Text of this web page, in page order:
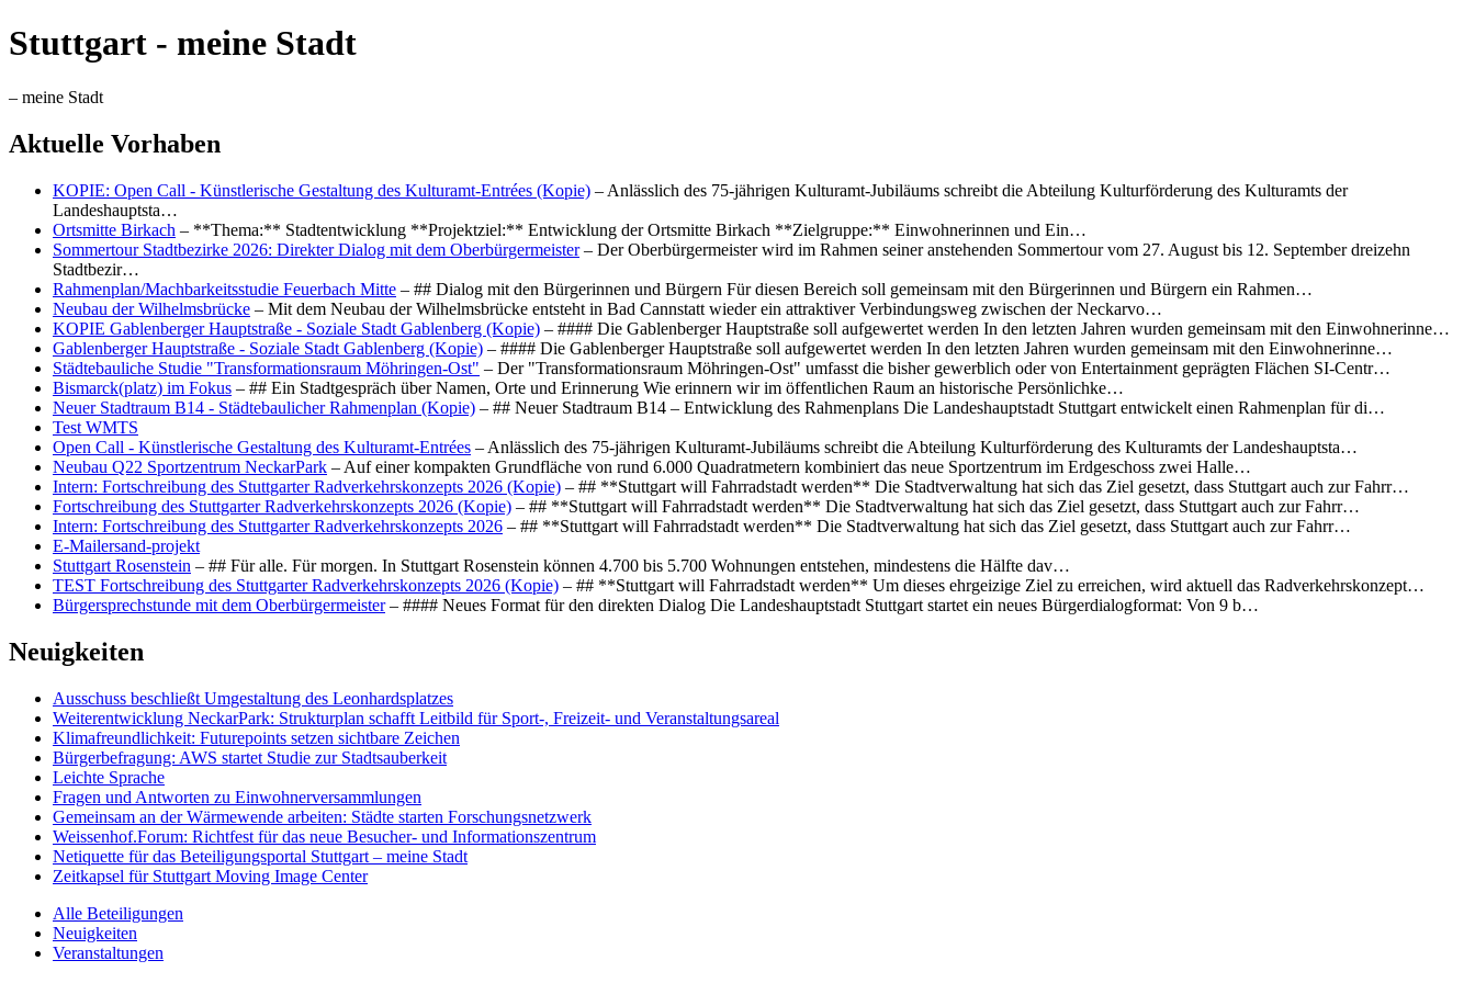
Stuttgart - meine Stadt
– meine Stadt
Aktuelle Vorhaben
KOPIE: Open Call - Künstlerische Gestaltung des Kulturamt-Entrées (Kopie) – Anlässlich des 75-jährigen Kulturamt-Jubiläums schreibt die Abteilung Kulturförderung des Kulturamts der
Landeshauptsta…
Ortsmitte Birkach – **Thema:** Stadtentwicklung **Projektziel:** Entwicklung der Ortsmitte Birkach **Zielgruppe:** Einwohnerinnen und Ein…
Sommertour Stadtbezirke 2026: Direkter Dialog mit dem Oberbürgermeister– Der Oberbürgermeister wird im Rahmen seiner anstehenden Sommertour vom 27. August bis 12. September dreizehn
Stadtbezir…
Rahmenplan/Machbarkeitsstudie Feuerbach Mitte – ## Dialog mit den Bürgerinnen und Bürgern Für diesen Bereich soll gemeinsam mit den Bürgerinnen und Bürgern ein Rahmen…
Neubau der Wilhelmsbrücke – Mit dem Neubau der Wilhelmsbrücke entsteht in Bad Cannstatt wieder ein attraktiver Verbindungsweg zwischen der Neckarvo…
KOPIE Gablenberger Hauptstraße - Soziale Stadt Gablenberg (Kopie) – #### Die Gablenberger Hauptstraße soll aufgewertet werden In den letzten Jahren wurden gemeinsam mit den Einwohnerinne…
Gablenberger Hauptstraße - Soziale Stadt Gablenberg (Kopie) – #### Die Gablenberger Hauptstraße soll aufgewertet werden In den letzten Jahren wurden gemeinsam mit den Einwohnerinne…
Städtebauliche Studie "Transformationsraum Möhringen-Ost" – Der "Transformationsraum Möhringen-Ost" umfasst die bisher gewerblich oder von Entertainment geprägten Flächen SI-Centr…
Bismarck(platz) im Fokus – ## Ein Stadtgespräch über Namen, Orte und Erinnerung Wie erinnern wir im öffentlichen Raum an historische Persönlichke…
Neuer Stadtraum B14 - Städtebaulicher Rahmenplan (Kopie) – ## Neuer Stadtraum B14 – Entwicklung des Rahmenplans Die Landeshauptstadt Stuttgart entwickelt einen Rahmenplan für di…
Test WMTS
Open Call - Künstlerische Gestaltung des Kulturamt-Entrées – Anlässlich des 75-jährigen Kulturamt-Jubiläums schreibt die Abteilung Kulturförderung des Kulturamts der Landeshauptsta…
Neubau Q22 Sportzentrum NeckarPark – Auf einer kompakten Grundfläche von rund 6.000 Quadratmetern kombiniert das neue Sportzentrum im Erdgeschoss zwei Halle…
Intern: Fortschreibung des Stuttgarter Radverkehrskonzepts 2026 (Kopie) – ## **Stuttgart will Fahrradstadt werden** Die Stadtverwaltung hat sich das Ziel gesetzt, dass Stuttgart auch zur Fahrr…
Fortschreibung des Stuttgarter Radverkehrskonzepts 2026 (Kopie) – ## **Stuttgart will Fahrradstadt werden** Die Stadtverwaltung hat sich das Ziel gesetzt, dass Stuttgart auch zur Fahrr…
Intern: Fortschreibung des Stuttgarter Radverkehrskonzepts 2026 – ## **Stuttgart will Fahrradstadt werden** Die Stadtverwaltung hat sich das Ziel gesetzt, dass Stuttgart auch zur Fahrr…
E-Mailersand-projekt
Stuttgart Rosenstein – ## Für alle. Für morgen. In Stuttgart Rosenstein können 4.700 bis 5.700 Wohnungen entstehen, mindestens die Hälfte dav…
TEST Fortschreibung des Stuttgarter Radverkehrskonzepts 2026 (Kopie) – ## **Stuttgart will Fahrradstadt werden** Um dieses ehrgeizige Ziel zu erreichen, wird aktuell das Radverkehrskonzept…
Bürgersprechstunde mit dem Oberbürgermeister– #### Neues Format für den direkten Dialog Die Landeshauptstadt Stuttgart startet ein neues Bürgerdialogformat: Von 9 b…
Neuigkeiten
Ausschuss beschließt Umgestaltung des Leonhards­platzes
Weiterentwicklung NeckarPark: Strukturplan schafft Leitbild für Sport-, Freizeit- und Veranstaltungsareal
Klimafreundlichkeit: Futurepoints setzen sichtbare Zeichen
Bürgerbefragung: AWS startet Studie zur Stadtsauberkeit
Leichte Sprache
Fragen und Antworten zu Einwohnerversammlungen
Gemeinsam an der Wärmewende arbeiten: Städte starten Forschungsnetzwerk
Weissenhof.Forum: Richtfest für das neue Besucher- und Informationszentrum
Netiquette für das Beteiligungsportal Stuttgart – meine Stadt
Zeitkapsel für Stuttgart Moving Image Center
Alle Beteiligungen
Neuigkeiten
Veranstaltungen